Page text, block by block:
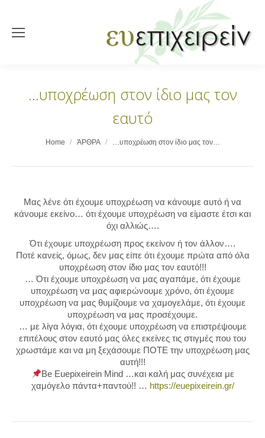
…υποχρέωση στον ίδιο μας τον
εαυτό
You are here:
Home ΆΡΘΡΑ …υποχρέωση στον ίδιο μας τον…
Μας λένε ότι έχουμε υποχρέωση να κάνουμε αυτό ή να
κάνουμε εκείνο… ότι έχουμε υποχρέωση να είμαστε έτσι και
όχι αλλιώς….
Ότι έχουμε υποχρέωση προς εκείνον ή τον άλλον….
Ποτέ κανείς, όμως, δεν μας είπε ότι έχουμε πρώτα από όλα
υποχρέωση στον ίδιο μας τον εαυτό!!!
… Ότι έχουμε υποχρέωση να μας αγαπάμε, ότι έχουμε
υποχρέωση να μας αφιερώνουμε χρόνο, ότι έχουμε
υποχρέωση να μας θυμίζουμε να χαμογελάμε, ότι έχουμε
υποχρέωση να μας προσέχουμε.
… με λίγα λόγια, ότι έχουμε υποχρέωση να επιστρέψουμε
επιτέλους στον εαυτό μας όλες εκείνες τις στιγμές που του
χρωστάμε και να μη ξεχάσουμε ΠΟΤΕ την υποχρέωση μας
αυτή!!!
Be Euepixeirein Mind …και καλή μας συνέχεια με
χαμόγελο πάντα+παντού!! … https://euepixeirein.gr/